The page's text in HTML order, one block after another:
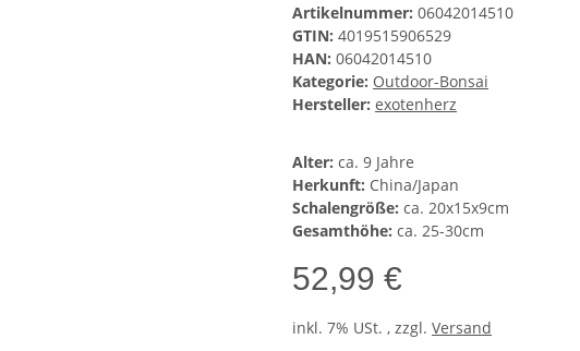
Artikelnummer: 06042014510
GTIN: 4019515906529
HAN: 06042014510
Kategorie: Outdoor-Bonsai
Hersteller: exotenherz
Alter: ca. 9 Jahre
Herkunft: China/Japan
Schalengröße: ca. 20x15x9cm
Gesamthöhe: ca. 25-30cm
52,99 €
inkl. 7% USt. , zzgl. Versand